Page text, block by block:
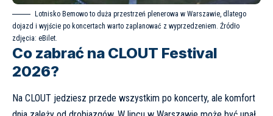
Lotnisko Bemowo to duża przestrzeń plenerowa w Warszawie, dlatego
dojazd i wyjście po koncertach warto zaplanować z wyprzedzeniem. Źródło
zdjęcia: eBilet
Co zabrać na CLOUT Festival
2026?
Na CLOUT jedziesz przede wszystkim po koncerty, ale komfort